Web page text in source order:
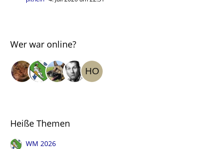
Wer war online?
Heiße Themen
WM 2026